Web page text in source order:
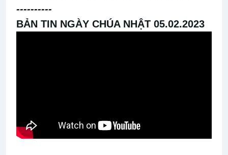
----------
BẢN TIN NGÀY CHÚA NHẬT 05.02.2023